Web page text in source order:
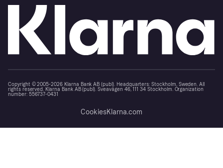
Copyright © 2005-2026 Klarna Bank AB (publ). Headquarters: Stockholm, Sweden. All
rights reserved. Klarna Bank AB (publ). Sveavägen 46, 111 34 Stockholm. Organization
number: 556737-0431
CookiesKlarna.com